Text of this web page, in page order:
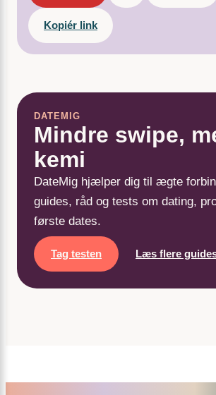
Kopiér link
DATEMIG
Mindre swipe,
kemi
DateMig hjælper dig til ægte
guides, råd og tests om dating,
første dates.
Tag testen Læs flere